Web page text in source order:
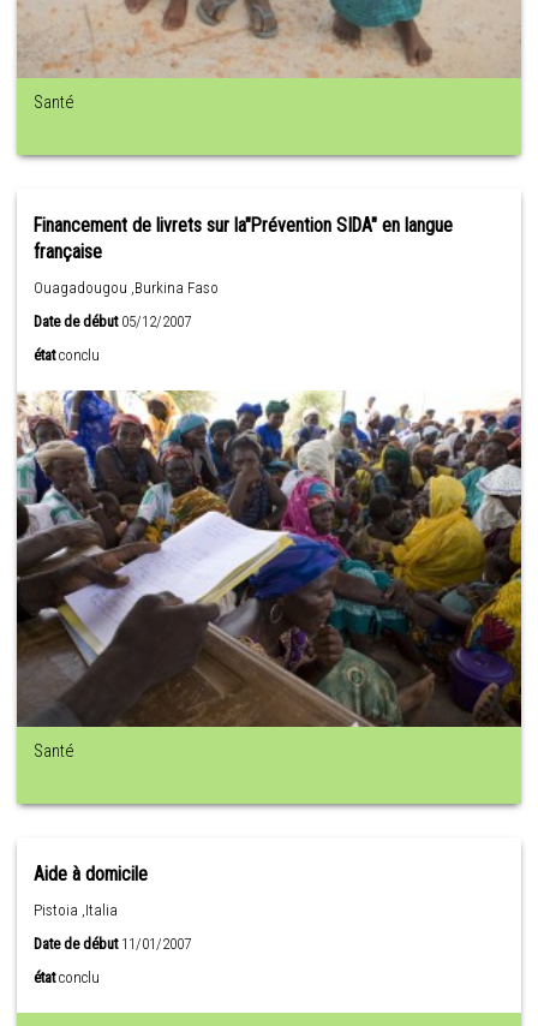
Santé
Financement de livrets sur la"Prévention SIDA" en langue
française
Ouagadougou ,Burkina Faso
Date de début05/12/2007
état conclu
Santé
Aide à domicile
Pistoia ,Italia
Date de début11/01/2007
état conclu